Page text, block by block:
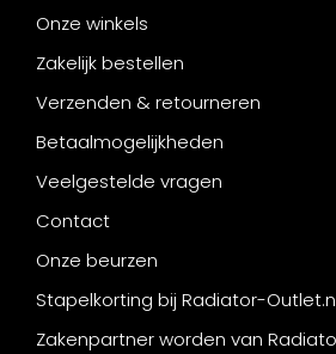
Onze winkels
Zakelijk bestellen
Verzenden & retourneren
Betaalmogelijkheden
Veelgestelde vragen
Contact
Onze beurzen
Stapelkorting bij Radiator-
Zakenpartner worden van